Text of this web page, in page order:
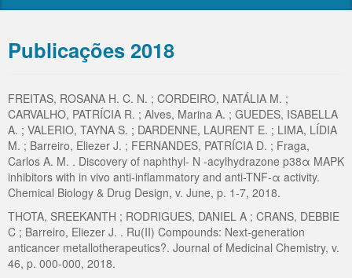
Publicações 2018
FREITAS, ROSANA H. C. N. ; CORDEIRO, NATÁLIA M. ;
CARVALHO, PATRÍCIA R. ; Alves, Marina A. ; GUEDES, ISABELLA
A. ; VALERIO, TAYNA S. ; DARDENNE, LAURENT E. ; LIMA, LÍDIA
M. ; Barreiro, Eliezer J. ; FERNANDES, PATRÍCIA D. ; Fraga,
Carlos A. M. . Discovery of naphthyl- N -acylhydrazone p38α MAPK
inhibitors with in vivo anti-inflammatory and anti-TNF-α activity.
Chemical Biology & Drug Design, v. June, p. 1-7, 2018.
THOTA, SREEKANTH ; RODRIGUES, DANIEL A ; CRANS, DEBBIE
C ; Barreiro, Eliezer J. . Ru(II) Compounds: Next-generation
anticancer metallotherapeutics?. Journal of Medicinal Chemistry, v.
46, p. 000-000, 2018.
Suplementação de Recursos